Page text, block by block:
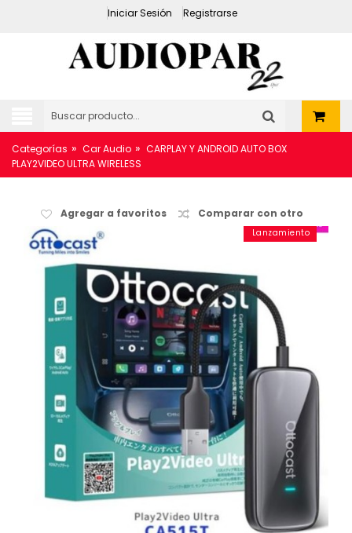
Iniciar Sesión Registrarse
Categorías » Car Audio » CARPLAY Y ANDROID AUTO BOX
PLAY2VIDEO ULTRA WIRELESS
Agregar a favoritos Comparar con otro
Lanzamiento